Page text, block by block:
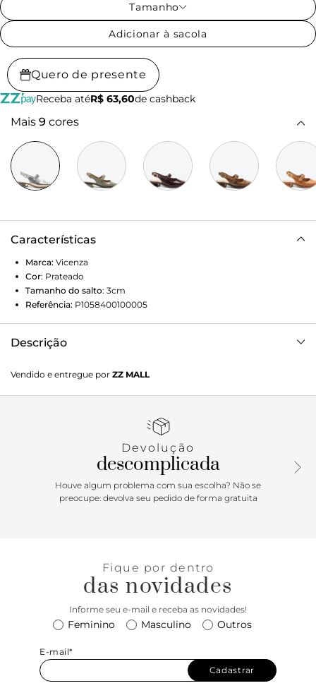
Tamanho
Adicionar à sacola
Quero de presente
Receba atéR$ 63,60de cashback
Mais 9 cores
Características
Marca: Vicenza
Cor: Prateado
Tamanho do salto: 3cm
Referência: P1058400100005
Descrição
Vendido e entregue por ZZ MALL
Devolução
descomplicada
Houve algum problema com sua escolha? Não se
preocupe: devolva seu pedido de forma gratuita
Fique por dentro
das novidades
Informe seu e-mail e receba as novidades!
Feminino Masculino Outros
E-mail*
Cadastrar